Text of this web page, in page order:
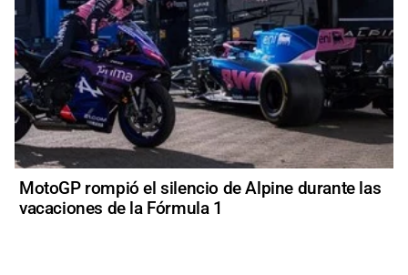
MotoGP rompió el silencio de Alpine durante las
vacaciones de la Fórmula 1